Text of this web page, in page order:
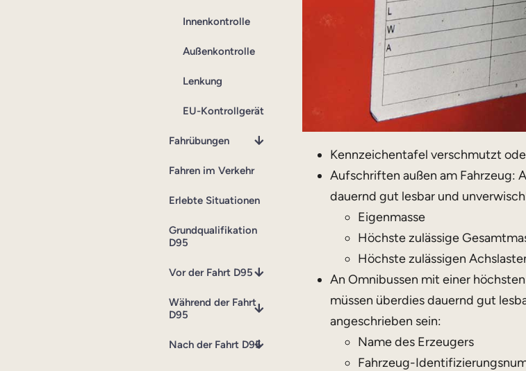
Innenkontrolle
Außenkontrolle
Lenkung
EU-Kontrollgerät
Fahrübungen
Fahren im Verkehr
Erlebte Situationen
Grundqualifikation
D95
Vor der Fahrt D95
Während der Fahrt
D95
Nach der Fahrt D95
Kennzeichentafel verschmutzt
Aufschriften außen am Fahrzeug:
dauernd gut lesbar und
Eigenmasse
Höchste zulässige
Höchste zulässigen
An Omnibussen mit einer
müssen überdies dauernd gut
angeschrieben sein:
Name des Erzeugers
Fahrzeug-